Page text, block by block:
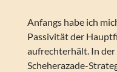
Anfangs habe ich
Passivität der
aufrechterhält. In
Scheherazade-